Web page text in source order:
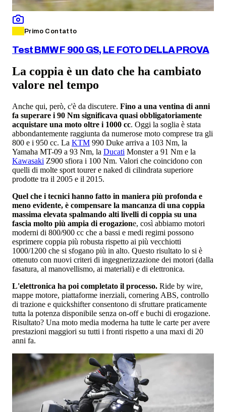
Primo Contatto
Test BMW F 900 GS, LE FOTO DELLA PROVA
La coppia è un dato che ha cambiato
valore nel tempo
Anche qui, però, c'è da discutere. Fino a una ventina di anni
fa superare i 90 Nm significava quasi obbligatoriamente
acquistare una moto oltre i 1000 cc. Oggi la soglia è stata
abbondantemente raggiunta da numerose moto comprese tra gli
800 e i 950 cc. La KTM 990 Duke arriva a 103 Nm, la
Yamaha MT-09 a 93 Nm, la Ducati Monster a 91 Nm e la
Kawasaki Z900 sfiora i 100 Nm. Valori che coincidono con
quelli di molte sport tourer e naked di cilindrata superiore
prodotte tra il 2005 e il 2015.
Quel che i tecnici hanno fatto in maniera più profonda e
meno evidente, è compensare la mancanza di una coppia
massima elevata spalmando alti livelli di coppia su una
fascia molto più ampia di erogazione, così abbiamo motori
moderni di 800/900 cc che a bassi e medi regimi possono
esprimere coppia più robusta rispetto ai più vecchiotti
1000/1200 che si sfogano più in alto. Questo risultato lo si è
ottenuto con nuovi criteri di ingegnerizzazione dei motori (dalla
fasatura, al manovellismo, ai materiali) e di elettronica.
L'elettronica ha poi completato il processo. Ride by wire,
mappe motore, piattaforme inerziali, cornering ABS, controllo
di trazione e quickshifter consentono di sfruttare praticamente
tutta la potenza disponibile senza on-off e buchi di erogazione.
Risultato? Una moto media moderna ha tutte le carte per avere
prestazioni maggiori su tutti i fronti rispetto a una maxi di 20
anni fa.